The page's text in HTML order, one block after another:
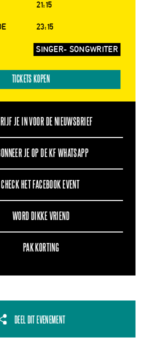
21:15
23:15
SINGER- SONGWRITER
TICKETS KOPEN
JE IN VOOR DE NIEUWSBRIEF
JE OP DE KF WHATSAPP
CHECK HET FACEBOOK EVENT
WORD DIKKE VRIEND
PAK KORTING
DEEL DIT EVENEMENT